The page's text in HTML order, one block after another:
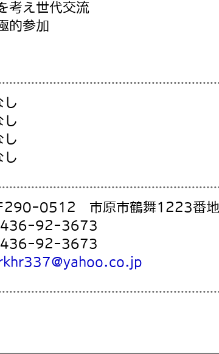
考え世代交流
的参加
し
し
し
し
290-0512 市原市鶴舞1223番地
92-3673
92-3673